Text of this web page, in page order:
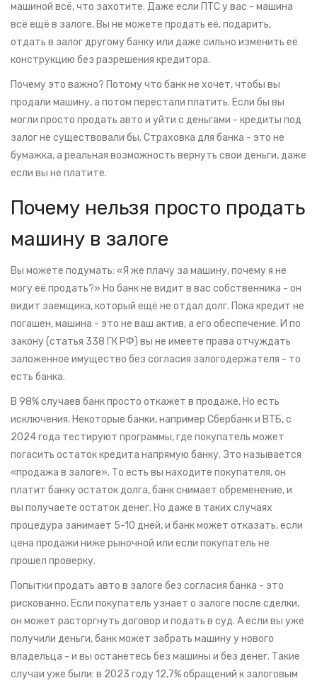
машиной всё, что захотите. Даже если ПТС у вас - машина
всё ещё в залоге. Вы не можете продать её, подарить,
отдать в залог другому банку или даже сильно изменить её
конструкцию без разрешения кредитора.
Почему это важно? Потому что банк не хочет, чтобы вы
продали машину, а потом перестали платить. Если бы вы
могли просто продать авто и уйти с деньгами - кредиты под
залог не существовали бы. Страховка для банка - это не
бумажка, а реальная возможность вернуть свои деньги, даже
если вы не платите.
Почему нельзя просто продать
машину в залоге
Вы можете подумать: «Я же плачу за машину, почему я не
могу её продать?» Но банк не видит в вас собственника - он
видит заемщика, который ещё не отдал долг. Пока кредит не
погашен, машина - это не ваш актив, а его обеспечение. И по
закону (статья 338 ГК РФ) вы не имеете права отчуждать
заложенное имущество без согласия залогодержателя - то
есть банка.
В 98% случаев банк просто откажет в продаже. Но есть
исключения. Некоторые банки, например Сбербанк и ВТБ, с
2024 года тестируют программы, где покупатель может
погасить остаток кредита напрямую банку. Это называется
«продажа в залоге». То есть вы находите покупателя, он
платит банку остаток долга, банк снимает обременение, и
вы получаете остаток денег. Но даже в таких случаях
процедура занимает 5-10 дней, и банк может отказать, если
цена продажи ниже рыночной или если покупатель не
прошел проверку.
Попытки продать авто в залоге без согласия банка - это
рискованно. Если покупатель узнает о залоге после сделки,
он может расторгнуть договор и подать в суд. А если вы уже
получили деньги, банк может забрать машину у нового
владельца - и вы останетесь без машины и без денег. Такие
случаи уже были: в 2023 году 12,7% обращений к залоговым